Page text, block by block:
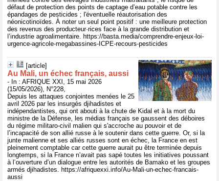
défaut de protection des points de captage d’eau potable contre les
épandages de pesticides ; l'éventuelle réautorisation des
néonicotinoïdes. À noter un seul point positif : une meilleure protection
des revenus des producteur·rices face à la grande distribution et
l’industrie agroalimentaire. https://basta.media/comprendre-enjeux-loi-
urgence-agricole-megabassines-ICPE-recours-pesticides
[article]
Au Mali, un échec français, aussi
- In : AFRIQUE XXI, 15 mai 2026
(15/05/2026), N°228,
Depuis les attaques conjointes menées le 25
avril 2026 par les insurgés djihadistes et
indépendantistes, qui ont abouti à la chute de Kidal et à la mort du
ministre de la Défense, les médias français se gaussent des déboires
du régime militaro-civil malien qui s'accroche au pouvoir et de
l’incapacité de son allié russe à le soutenir dans cette guerre. Or, si la
junte malienne et ses alliés russes sont en échec, la France en est
pleinement comptable car cette guerre aurait pu être terminée depuis
longtemps, si la France n’avait pas sapé toutes les initiatives poussant
à l’ouverture d’un dialogue entre les autorités de Bamako et les groupes
armés djihadistes. https://afriquexxi.info/Au-Mali-un-echec-francais-
aussi